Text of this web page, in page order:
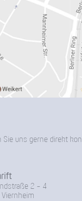
uns gerne direkt
2 - 4